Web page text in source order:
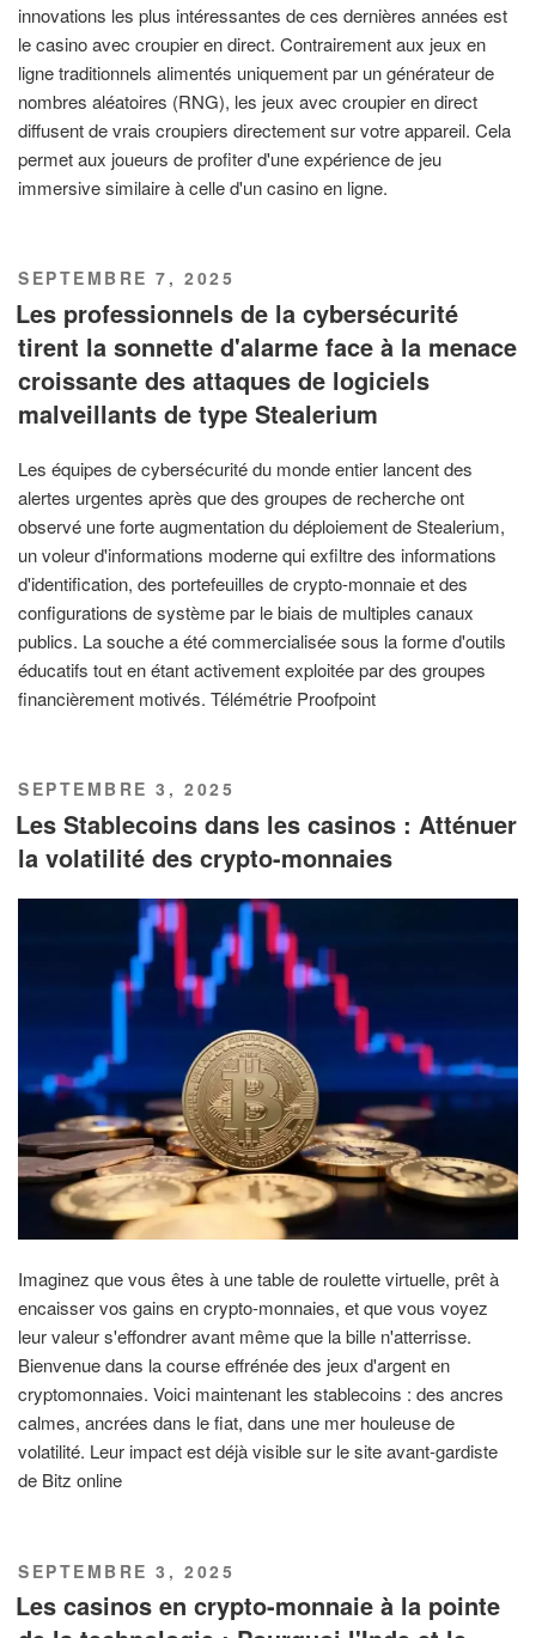
innovations les plus intéressantes de ces dernières années est
le casino avec croupier en direct. Contrairement aux jeux en
ligne traditionnels alimentés uniquement par un générateur de
nombres aléatoires (RNG), les jeux avec croupier en direct
diffusent de vrais croupiers directement sur votre appareil. Cela
permet aux joueurs de profiter d'une expérience de jeu
immersive similaire à celle d'un casino en ligne.
PUBLIÉ
LE
SEPTEMBRE 7, 2025
Les professionnels de la cybersécurité
tirent la sonnette d'alarme face à la menace
croissante des attaques de logiciels
malveillants de type Stealerium
Les équipes de cybersécurité du monde entier lancent des
alertes urgentes après que des groupes de recherche ont
observé une forte augmentation du déploiement de Stealerium,
un voleur d'informations moderne qui exfiltre des informations
d'identification, des portefeuilles de crypto-monnaie et des
configurations de système par le biais de multiples canaux
publics. La souche a été commercialisée sous la forme d'outils
éducatifs tout en étant activement exploitée par des groupes
financièrement motivés. Télémétrie Proofpoint
PUBLIÉ
LE
SEPTEMBRE 3, 2025
Les Stablecoins dans les casinos : Atténuer
la volatilité des crypto-monnaies
Imaginez que vous êtes à une table de roulette virtuelle, prêt à
encaisser vos gains en crypto-monnaies, et que vous voyez
leur valeur s'effondrer avant même que la bille n'atterrisse.
Bienvenue dans la course effrénée des jeux d'argent en
cryptomonnaies. Voici maintenant les stablecoins : des ancres
calmes, ancrées dans le fiat, dans une mer houleuse de
volatilité. Leur impact est déjà visible sur le site avant-gardiste
de Bitz online
PUBLIÉ
LE
SEPTEMBRE 3, 2025
Les casinos en crypto-monnaie à la pointe